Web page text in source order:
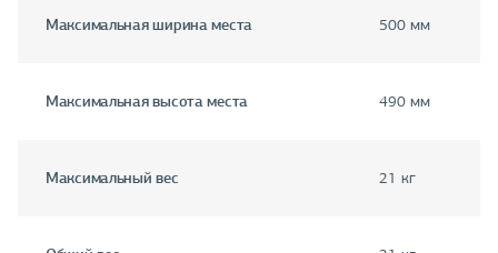
Максимальная ширина места 500 мм
Максимальная высота места 490 мм
Максимальный вес 21 кг